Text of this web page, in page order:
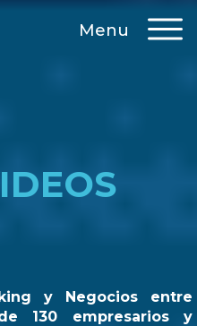
Menu
y Negocios entre
130 empresarios y